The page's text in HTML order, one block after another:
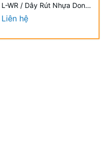
L-WR / Dây Rút Nhựa Dong-
A 9.0×880mm Chống UV
Liên hệ